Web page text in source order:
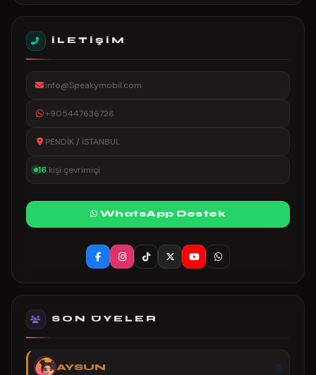
İLETIŞIM
info@Speakymobil.com
+905447636728
PENDİK / İSTANBUL
16 kişi çevrimiçi
WhatsApp Destek
SON ÜYELER
AYSUN